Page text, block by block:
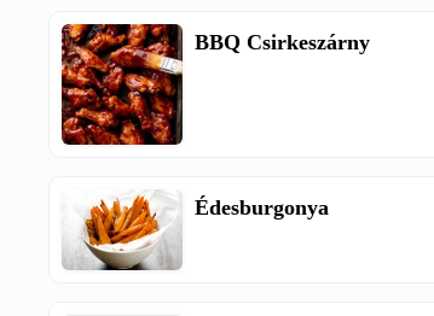
BBQ Csirkeszárny
Édesburgonya